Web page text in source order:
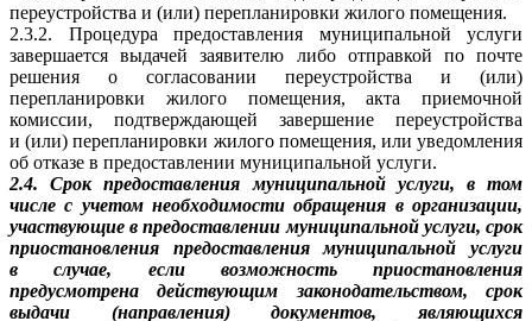
переустройства и (или) перепланировки жилого помещения.
2.3.2. Процедура предоставления муниципальной услуги
завершается выдачей заявителю либо отправкой по почте
решения о согласовании переустройства и (или)
перепланировки жилого помещения, акта приемочной
комиссии, подтверждающей завершение переустройства
и (или) перепланировки жилого помещения, или уведомления
об отказе в предоставлении муниципальной услуги.
2.4. Срок предоставления муниципальной услуги, в том
числе с учетом необходимости обращения в организации,
участвующие в предоставлении муниципальной услуги, срок
приостановления предоставления муниципальной услуги
в случае, если возможность приостановления
предусмотрена действующим законодательством, срок
выдачи (направления) документов, являющихся